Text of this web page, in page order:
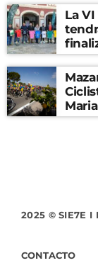
La
2025 © SIE7E I
CONTACTO